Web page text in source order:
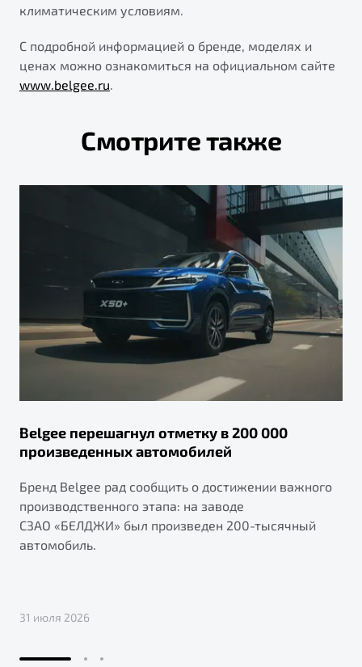
климатическим условиям.
С подробной информацией о бренде, моделях и
ценах можно ознакомиться на официальном сайте
www.belgee.ru.
Смотрите также
Belgee перешагнул отметку в 200 000
произведенных автомобилей
Бренд Belgee рад сообщить о достижении важного
производственного этапа: на заводе
СЗАО «БЕЛДЖИ» был произведен 200-тысячный
автомобиль.
31 июля 2026